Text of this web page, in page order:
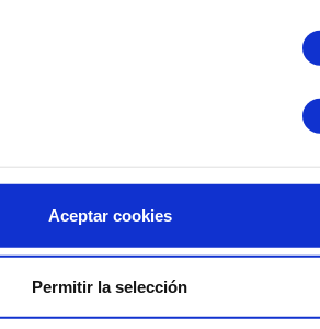
Aceptar cookies
Permitir la selección
Calle Alemania, 32